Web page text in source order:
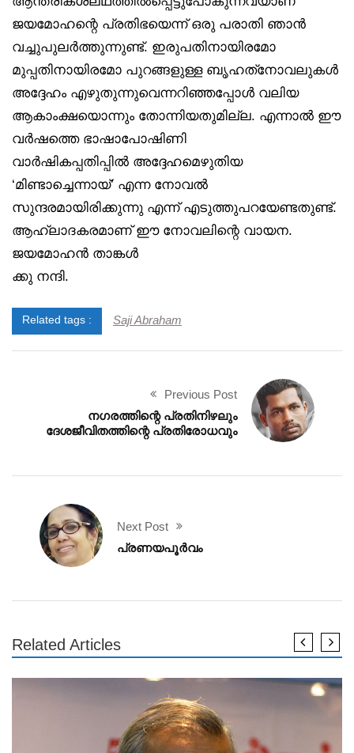
ജയമോഹന്റെ പ്രതിഭയെന്ന് ഒരു പരാതി ഞാൻ
വച്ചുപുലർത്തുന്നുണ്ട്. ഇരുപതിനായിരമോ
മുപ്പതിനായിരമോ പുറങ്ങളുള്ള ബൃഹത്‌നോവലുകൾ
അദ്ദേഹം എഴുതുന്നുവെന്നറിഞ്ഞപ്പോൾ വലിയ
ആകാംക്ഷയൊന്നും തോന്നിയതുമില്ല. എന്നാൽ ഈ
വർഷത്തെ ഭാഷാപോഷിണി
വാർഷികപ്പതിപ്പിൽ അദ്ദേഹമെഴുതിയ
‘മിണ്ടാച്ചെന്നായ്’ എന്ന നോവൽ
സുന്ദരമായിരിക്കുന്നു എന്ന് എടുത്തുപറയേണ്ടതുണ്ട്.
ആഹ്ലാദകരമാണ് ഈ നോവലിന്റെ വായന.
ജയമോഹൻ താങ്കൾ
ക്കു നന്ദി.
Related tags : Saji Abraham
Previous Post
നഗരത്തിന്റെ പ്രതിനിഴലും
ദേശജീവിതത്തിന്റെ പ്രതിരോധവും
Next Post
പ്രണയപൂർവം
Related Articles